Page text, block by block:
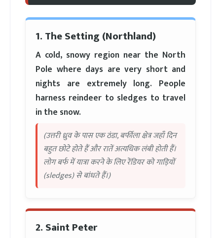
1. The Setting (Northland)
A cold, snowy region near the North
Pole where days are very short and
nights are extremely long. People
harness reindeer to sledges to travel
in the snow.
(उत्तरी ध्रुव के पास एक ठंडा, बर्फीला क्षेत्र जहाँ दिन
बहुत छोटे होते हैं और रातें अत्यधिक लंबी होती हैं।
लोग बर्फ में यात्रा करने के लिए रेंडियर को गाड़ियों
(sledges) से बांधते हैं।)
2. Saint Peter